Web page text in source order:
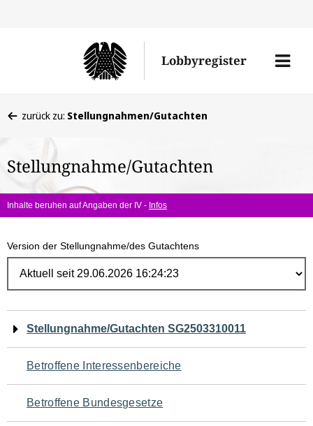
Lobbyregister
Menü
befinden
hier:
zurück zu: Stellungnahmen/Gutachten
Stellungnahme/Gutachten
Inhalte beruhen auf Angaben der IV - Infos
Version der Stellungnahme/des Gutachtens
Navigation
für
den
Seiteninhalt
Stellungnahme/Gutachten SG2503310011
Betroffene Interessenbereiche
Betroffene Bundesgesetze